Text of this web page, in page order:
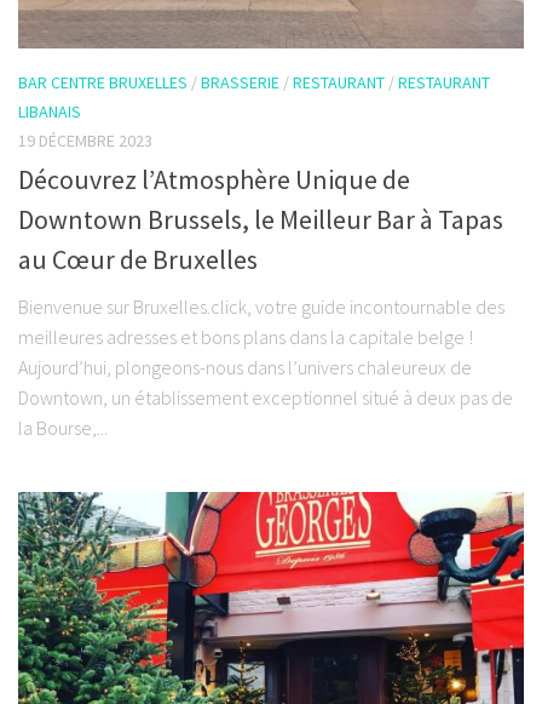
BAR CENTRE BRUXELLES /BRASSERIE /RESTAURANT /RESTAURANT
LIBANAIS
19 DÉCEMBRE 2023
Découvrez l’Atmosphère Unique de
Downtown Brussels, le Meilleur Bar à Tapas
au Cœur de Bruxelles
Bienvenue sur Bruxelles.click, votre guide incontournable des
meilleures adresses et bons plans dans la capitale belge !
Aujourd’hui, plongeons-nous dans l’univers chaleureux de
Downtown, un établissement exceptionnel situé à deux pas de
la Bourse,...